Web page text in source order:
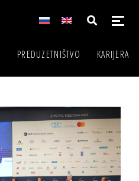
PREDUZETNIŠTVO KARIJERA